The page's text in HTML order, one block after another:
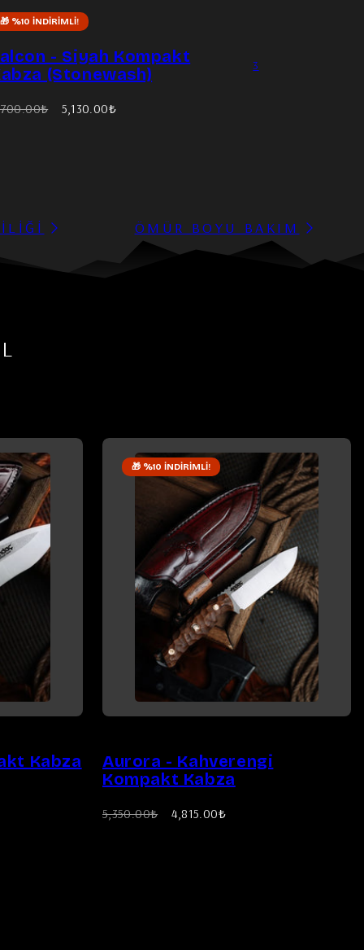
🎁 %10 İNDIRIMLI!
- Siyah Kompakt
(Stonewash)
İndirimli
5,130.00₺
3
ÖMÜR BOYU BAKIM
Kabza
🎁 %10 İNDIRIMLI!
Aurora - Kahverengi
Kompakt Kabza
Eski
5,350.00₺
İndirimli
4,815.00₺